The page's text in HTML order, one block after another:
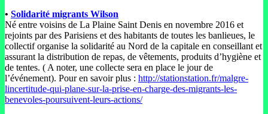
• Solidarité migrants Wilson
Né entre voisins de La Plaine Saint Denis en novembre 2016 et
rejoints par des Parisiens et des habitants de toutes les banlieues, le
collectif organise la solidarité au Nord de la capitale en conseillant et
assurant la distribution de repas, de vêtements, produits d’hygiène et
de tentes. ( A noter, une collecte sera en place le jour de
l’événement). Pour en savoir plus : http://stationstation.fr/malgre-
lincertitude-qui-plane-sur-la-prise-en-charge-des-migrants-les-
benevoles-poursuivent-leurs-actions/